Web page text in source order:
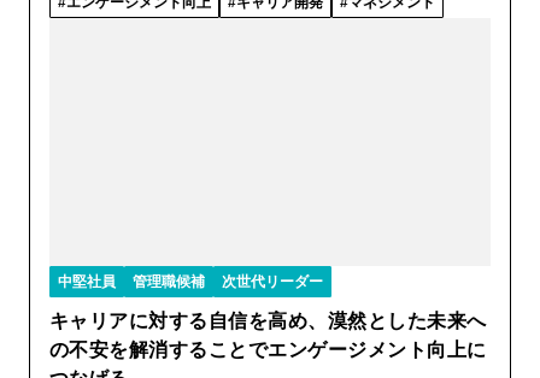
中堅社員 管理職候補 次世代リーダー
キャリアに対する自信を高め、漠然とした未来へ
の不安を解消することでエンゲージメント向上に